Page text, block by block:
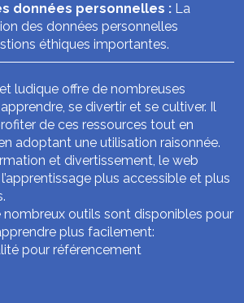
données personnelles : La
des données personnelles
éthiques importantes.
ludique offre de nombreuses
se divertir et se cultiver. Il
de ces ressources tout en
adoptant une utilisation raisonnée.
et divertissement, le web
plus accessible et plus
nombreux outils sont disponibles pour
plus facilement:
pour référencement